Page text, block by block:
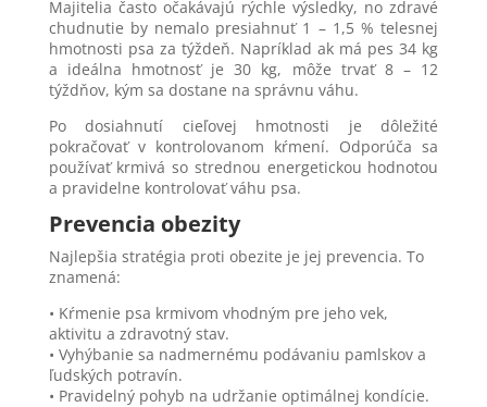
Majitelia často očakávajú rýchle výsledky, no zdravé
chudnutie by nemalo presiahnuť 1 – 1,5 % telesnej
hmotnosti psa za týždeň. Napríklad ak má pes 34 kg
a ideálna hmotnosť je 30 kg, môže trvať 8 – 12
týždňov, kým sa dostane na správnu váhu.
Po dosiahnutí cieľovej hmotnosti je dôležité
pokračovať v kontrolovanom kŕmení. Odporúča sa
používať krmivá so strednou energetickou hodnotou
a pravidelne kontrolovať váhu psa.
Prevencia obezity
Najlepšia stratégia proti obezite je jej prevencia. To
znamená:
• Kŕmenie psa krmivom vhodným pre jeho vek,
aktivitu a zdravotný stav.
• Vyhýbanie sa nadmernému podávaniu pamlskov a
ľudských potravín.
• Pravidelný pohyb na udržanie optimálnej kondície.